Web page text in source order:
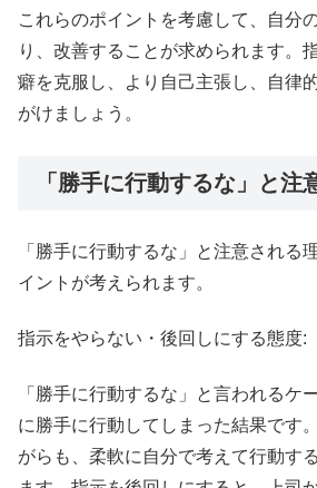
これらのポイントを考慮して、自分
り、改善することが求められます。
癖を克服し、より自己主張し、自律
がけましょう。
「勝手に行動するな」と注
「勝手に行動するな」と注意される
イントが考えられます。
指示をやらない・後回しにする態度:
「勝手に行動するな」と言われるケ
に勝手に行動してしまった結果です
がらも、柔軟に自分で考えて行動す